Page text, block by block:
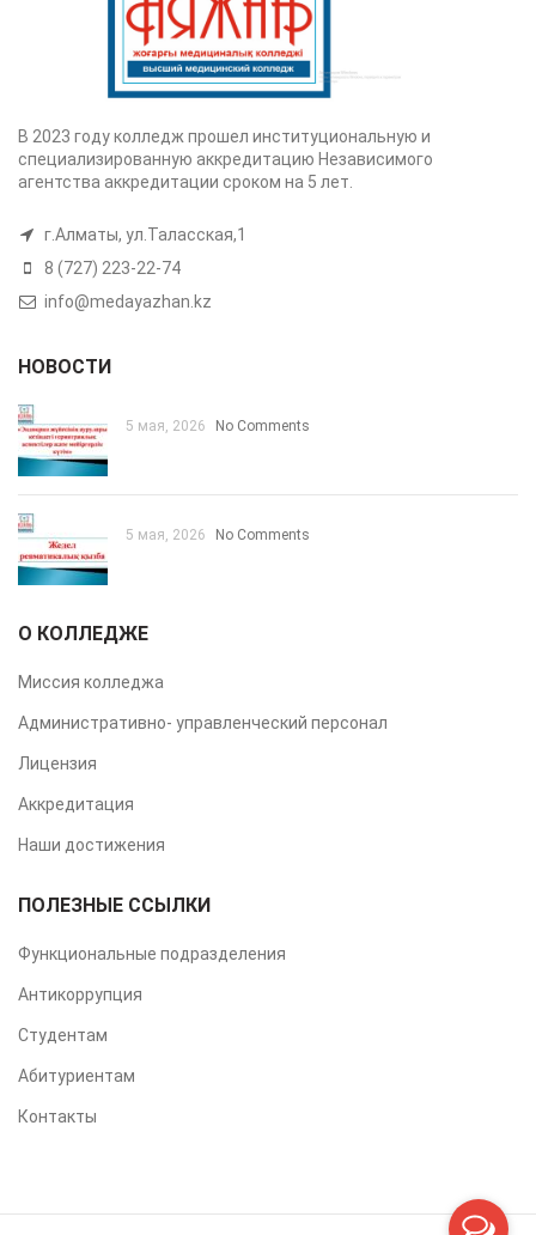
В 2023 году колледж прошел институциональную и
специализированную аккредитацию Независимого
агентства аккредитации сроком на 5 лет.
г.Алматы, ул.Таласская,1
8 (727) 223-22-74
info@medayazhan.kz
НОВОСТИ
5 мая, 2026 No Comments
5 мая, 2026 No Comments
О КОЛЛЕДЖЕ
Миссия колледжа
Административно- управленческий персонал
Лицензия
Аккредитация
Наши достижения
ПОЛЕЗНЫЕ ССЫЛКИ
Функциональные подразделения
Антикоррупция
Студентам
Абитуриентам
Контакты